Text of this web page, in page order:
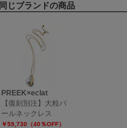
界中で愛される“名品”。
い、大人の名品アイテム
を厳選してお届けしま
す！アイテムをまとめて
見るカテゴリから探すト
ップスボトムスアウター
小物総 合 R A
同じブランドの商品
PREEK×eclat
【復刻別注】大粒パ
ールネックレス
￥59,730（40％OFF）